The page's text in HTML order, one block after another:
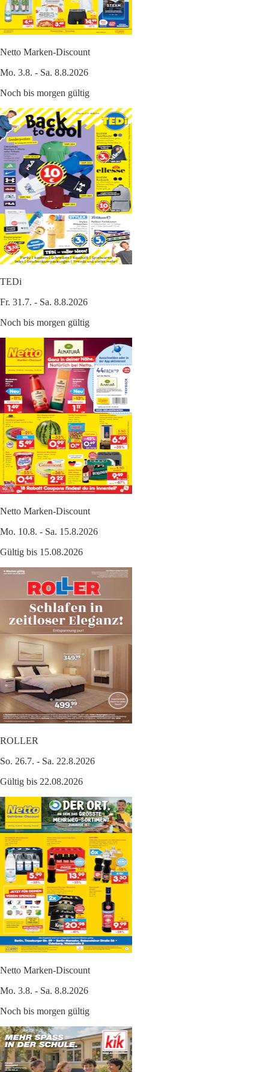
Netto Marken-Discount
Mo. 3.8. - Sa. 8.8.2026
Noch bis morgen gültig
TEDi
Fr. 31.7. - Sa. 8.8.2026
Noch bis morgen gültig
Netto Marken-Discount
Mo. 10.8. - Sa. 15.8.2026
Gültig bis 15.08.2026
ROLLER
So. 26.7. - Sa. 22.8.2026
Gültig bis 22.08.2026
Netto Marken-Discount
Mo. 3.8. - Sa. 8.8.2026
Noch bis morgen gültig